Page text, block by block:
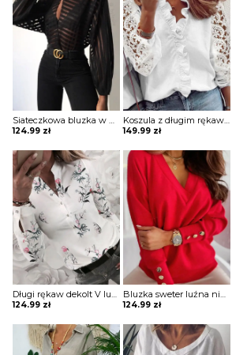
Siateczkowa bluzka w paski z dziurką przodu Zoia
124.99 zł
Koszula z długim rękawem w jednolitym kolorze koronką i falbaną bluzka Mona
149.99 zł
Długi rękaw dekolt V luźna guziki kwiaty grafika mankiety na co dzień koszula top bluzka Dannie
124.99 zł
Bluzka sweter luźna niewielki V dekolt długie luźne rękawy odzobne guziki Gunmala
124.99 zł